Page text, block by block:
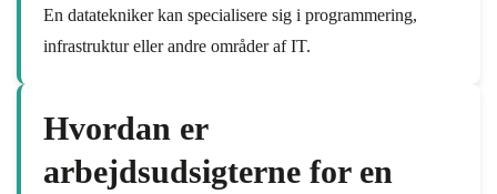
En datatekniker kan specialisere sig i programmering,
infrastruktur eller andre områder af IT.
Hvordan er
arbejdsudsigterne for en